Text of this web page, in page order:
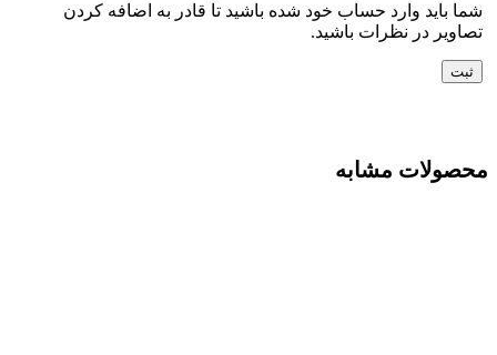
شما باید وارد حساب خود شده باشید تا قادر به اضافه کردن
تصاویر در نظرات باشید.
محصولات مشابه